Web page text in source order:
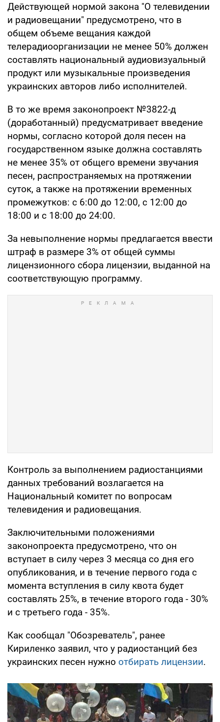
Действующей нормой закона "О телевидении
и радиовещании" предусмотрено, что в
общем объеме вещания каждой
телерадиоорганизации не менее 50% должен
составлять национальный аудиовизуальный
продукт или музыкальные произведения
украинских авторов либо исполнителей.
В то же время законопроект №3822-д
(доработанный) предусматривает введение
нормы, согласно которой доля песен на
государственном языке должна составлять
не менее 35% от общего времени звучания
песен, распространяемых на протяжении
суток, а также на протяжении временных
промежутков: с 6:00 до 12:00, с 12:00 до
18:00 и с 18:00 до 24:00.
За невыполнение нормы предлагается ввести
штраф в размере 3% от общей суммы
лицензионного сбора лицензии, выданной на
соответствующую программу.
Контроль за выполнением радиостанциями
данных требований возлагается на
Национальный комитет по вопросам
телевидения и радиовещания.
Заключительными положениями
законопроекта предусмотрено, что он
вступает в силу через 3 месяца со дня его
опубликования, и в течение первого года с
момента вступления в силу квота будет
составлять 25%, в течение второго года - 30%
и с третьего года - 35%.
Как сообщал "Обозреватель", ранее
Кириленко заявил, что у радиостанций без
украинских песен нужно отбирать лицензии.